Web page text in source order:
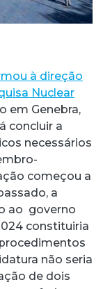
à direção
Nuclear
em Genebra,
concluir a
necessários
começou a
a
ao governo
constituiria
não seria
de dois